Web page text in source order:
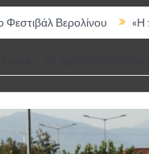
«Η πεντάμορφη